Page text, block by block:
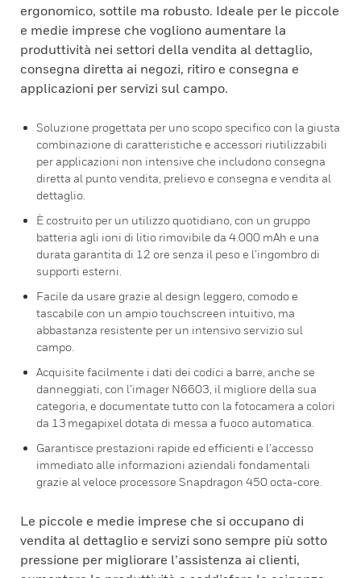
ergonomico, sottile ma robusto. Ideale per le piccole
e medie imprese che vogliono aumentare la
produttività nei settori della vendita al dettaglio,
consegna diretta ai negozi, ritiro e consegna e
applicazioni per servizi sul campo.
Soluzione progettata per uno scopo specifico con la giusta
combinazione di caratteristiche e accessori riutilizzabili
per applicazioni non intensive che includono consegna
diretta al punto vendita, prelievo e consegna e vendita al
dettaglio.
È costruito per un utilizzo quotidiano, con un gruppo
batteria agli ioni di litio rimovibile da 4.000 mAh e una
durata garantita di 12 ore senza il peso e l’ingombro di
supporti esterni.
Facile da usare grazie al design leggero, comodo e
tascabile con un ampio touchscreen intuitivo, ma
abbastanza resistente per un intensivo servizio sul
campo.
Acquisite facilmente i dati dei codici a barre, anche se
danneggiati, con l’imager N6603, il migliore della sua
categoria, e documentate tutto con la fotocamera a colori
da 13 megapixel dotata di messa a fuoco automatica.
Garantisce prestazioni rapide ed efficienti e l’accesso
immediato alle informazioni aziendali fondamentali
grazie al veloce processore Snapdragon 450 octa-core.
Le piccole e medie imprese che si occupano di
vendita al dettaglio e servizi sono sempre più sotto
pressione per migliorare l’assistenza ai clienti,